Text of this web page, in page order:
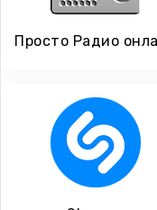
Просто Радио